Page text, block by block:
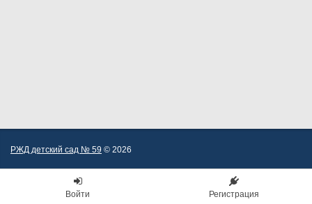
РЖД детский сад № 59 © 2026
Войти Регистрация